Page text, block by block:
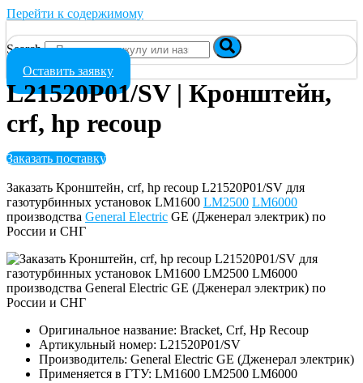
Перейти к содержимому
Search
Оставить заявку
L21520P01/SV | Кронштейн,
crf, hp recoup
Заказать поставку
Заказать Кронштейн, crf, hp recoup L21520P01/SV для
газотурбинных установок LM1600 LM2500 LM6000
производства General Electric GE (Дженерал электрик) по
России и СНГ
Оригинальное название: Bracket, Crf, Hp Recoup
Артикульный номер: L21520P01/SV
Производитель: General Electric GE (Дженерал электрик)
Применяется в ГТУ: LM1600 LM2500 LM6000